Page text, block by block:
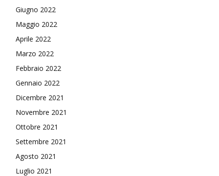
Giugno 2022
Maggio 2022
Aprile 2022
Marzo 2022
Febbraio 2022
Gennaio 2022
Dicembre 2021
Novembre 2021
Ottobre 2021
Settembre 2021
Agosto 2021
Luglio 2021